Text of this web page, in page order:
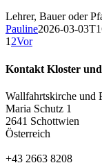
Lehrer, Bauer oder
Pauline2026-03-
12Vor
Kontakt Kloster
Wallfahrtskirche und
Maria Schutz 1
2641 Schottwien
Österreich
+43 2663 8208